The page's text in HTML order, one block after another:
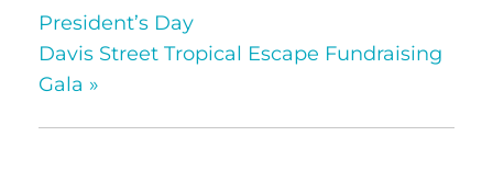
President’s Day
Davis Street Tropical Escape Fundraising
Gala »